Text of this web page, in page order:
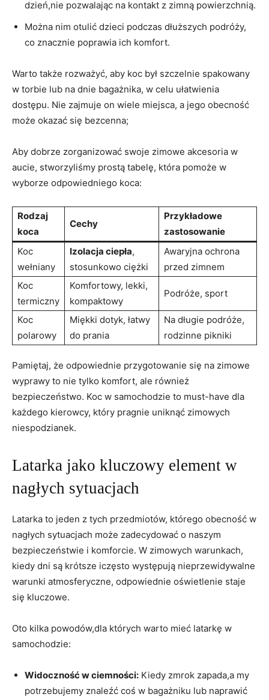
dzień,nie pozwalając na kontakt z zimną powierzchnią.
Można nim otulić dzieci ⁤podczas⁣ dłuższych podróży,
co ​znacznie poprawia​ ich komfort.
Warto także rozważyć,⁣ aby⁣ koc⁤ był szczelnie spakowany
w torbie lub na dnie bagażnika, w⁤ celu ułatwienia
dostępu. Nie zajmuje on wiele miejsca, a jego obecność
może okazać się bezcenna;
Aby dobrze zorganizować swoje zimowe akcesoria w
aucie, stworzyliśmy prostą tabelę, która pomoże w
wyborze⁤ odpowiedniego koca:
Rodzaj
koca
Cechy
Przykładowe
zastosowanie
Koc
wełniany
Izolacja ciepła,
stosunkowo ciężki
Awaryjna⁤ ochrona⁢
przed zimnem
Koc
termiczny
Komfortowy, lekki,
kompaktowy
Podróże, sport
Koc
polarowy
Miękki dotyk, łatwy
do prania
Na długie ⁢podróże,
rodzinne pikniki
Pamiętaj,‍ że odpowiednie przygotowanie się na zimowe
wyprawy to nie tylko komfort, ale również
⁤bezpieczeństwo.​ Koc w samochodzie to‍ must-have dla
każdego kierowcy,​ który pragnie uniknąć zimowych
niespodzianek.
Latarka jako kluczowy element w
nagłych ⁢sytuacjach
Latarka to jeden z tych przedmiotów, którego obecność w
nagłych sytuacjach ⁢może zadecydować o naszym
bezpieczeństwie i komforcie. W zimowych warunkach,
kiedy ‍dni są krótsze iczęsto występują nieprzewidywalne
warunki atmosferyczne, odpowiednie oświetlenie ‌staje
‌się kluczowe.
Oto kilka‌ powodów,dla których warto mieć⁢ latarkę‍ w
⁤samochodzie:
Widoczność w ciemności: Kiedy⁢ zmrok‍ zapada,a my
potrzebujemy znaleźć ​coś w‍ bagażniku lub naprawić